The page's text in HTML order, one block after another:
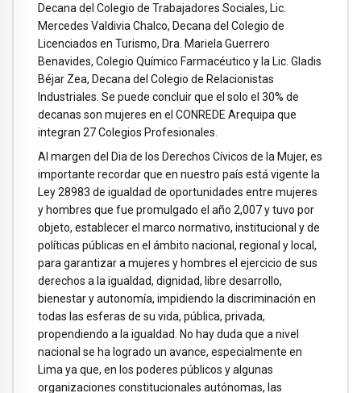
Decana del Colegio de Trabajadores Sociales, Lic.
Mercedes Valdivia Chalco, Decana del Colegio de
Licenciados en Turismo, Dra. Mariela Guerrero
Benavides, Colegio Químico Farmacéutico y la Lic. Gladis
Béjar Zea, Decana del Colegio de Relacionistas
Industriales. Se puede concluir que el solo el 30% de
decanas son mujeres en el CONREDE Arequipa que
integran 27 Colegios Profesionales.
Al margen del Dia de los Derechos Cívicos de la Mujer, es
importante recordar que en nuestro país está vigente la
Ley 28983 de igualdad de oportunidades entre mujeres
y hombres que fue promulgado el año 2,007 y tuvo por
objeto, establecer el marco normativo, institucional y de
políticas públicas en el ámbito nacional, regional y local,
para garantizar a mujeres y hombres el ejercicio de sus
derechos a la igualdad, dignidad, libre desarrollo,
bienestar y autonomía, impidiendo la discriminación en
todas las esferas de su vida, pública, privada,
propendiendo a la igualdad. No hay duda que a nivel
nacional se ha logrado un avance, especialmente en
Lima ya que, en los poderes públicos y algunas
organizaciones constitucionales autónomas, las